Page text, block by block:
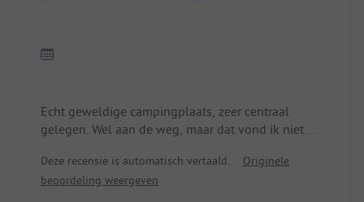
Echt geweldige campingplaats, zeer centraal
gelegen. Wel aan de weg, maar dat vond ik niet
sanitaire voorzieningen soms iets verder, maar ok,
alles mega schoon, super vriendelijk personeel,
Deze recensie is automatisch vertaald.
Originele
beoordeling weergeven